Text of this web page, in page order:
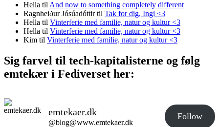
Hella til And now to something completely different
Ragnheiður Jósúadóttirtil Tak for dig, Ingi <3
Hella til Vinterferie med familie, natur og kultur <3
Hella til Vinterferie med familie, natur og kultur <3
Kim til Vinterferie med familie, natur og kultur <3
Sig farvel til tech-kapitalisterne og følg
emtekær i Fediverset her:
emtekaer.dk
@blog@www.emtekaer.dk
Follow